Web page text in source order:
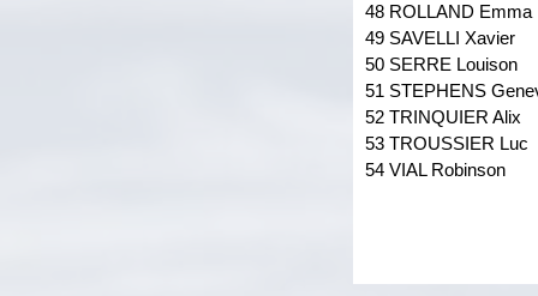
48 ROLLAND Emma
49 SAVELLI Xavier
50 SERRE Louison
51 STEPHENS
52 TRINQUIER Alix
53 TROUSSIER Luc
54 VIAL Robinson